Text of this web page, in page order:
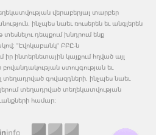
վերաբերյալ տարբեր
ինչպես նաեւ ռուսերեն եւ անգլերեն
տեսնելու դեպքում խնդրում ենք
"Էվոկաբանկ" ԲԲԸ-ն
ինտերնետային կայքում հղված այլ
ստույգության եւ
գովազդների, ինչպես նաեւ
տեղադրված տեղեկատվության
համար: